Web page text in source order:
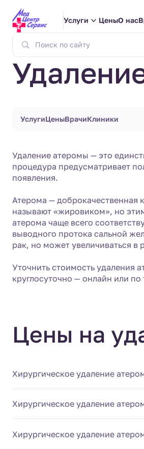
Услуги ЦеныО нас
УслугиЦеныВрачиКлиники
Удаление атеромы — это
процедура предусматривает
появления.
Атерома — доброкачественная
называют «жировиком», но
атерома чаще всего
выводного протока сальной
рак, но может увеличиваться в
Уточнить стоимость удаления
круглосуточно — онлайн или по
Цены на
Хирургическое удаление
Хирургическое удаление
Хирургическое удаление